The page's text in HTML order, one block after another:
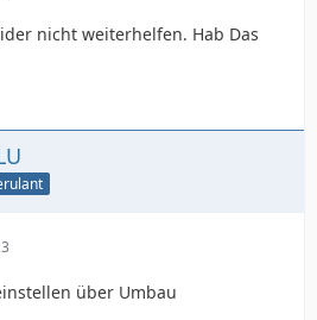
nicht weiterhelfen. Hab Das
über Umbau